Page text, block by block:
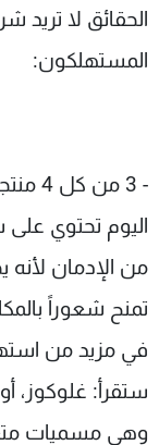
الحقائق لا تريد
المستهلكون:
- 3
اليوم تحتوي
من الإدمان لأنه
تمنح شعوراً
في مزيد من
ستقرأ: غلوكوز،
وهي مسميات